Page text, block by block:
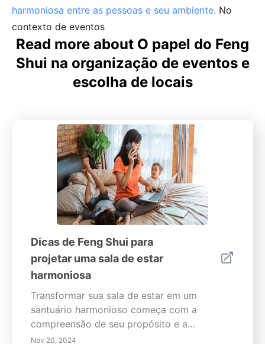
harmoniosa entre as pessoas e seu ambiente. No
contexto de eventos
Read more about O papel do Feng
Shui na organização de eventos e
escolha de locais
Dicas de Feng Shui para
projetar uma sala de estar
harmoniosa
Transformar sua sala de estar em um
santuário harmonioso começa com a
compreensão de seu propósito e a
implementação de estratégias de design
Nov 20, 2024